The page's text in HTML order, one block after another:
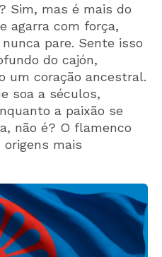
Sim, mas é mais do
agarra com força,
pare. Sente isso
do cajón,
um coração ancestral.
soa a séculos,
a paixão se
não é? O flamenco
mais